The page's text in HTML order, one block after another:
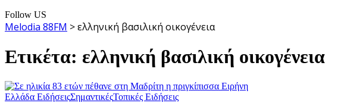
Follow US
Melodia 88FM >ελληνική βασιλική οικογένεια
Ετικέτα: ελληνική βασιλική οικογένεια
Ελλάδα ΕιδήσειςΣημαντικέςΤοπικές Ειδήσεις